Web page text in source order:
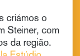
criámos o
Steiner, com
da região.